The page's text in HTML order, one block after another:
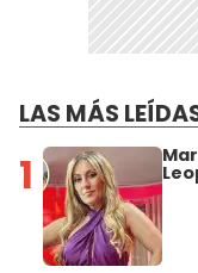
LAS MÁS
1